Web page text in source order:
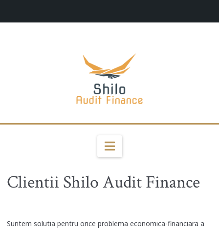
Navigation
Clientii Shilo Audit Finance
Suntem solutia pentru orice problema economica-financiara a